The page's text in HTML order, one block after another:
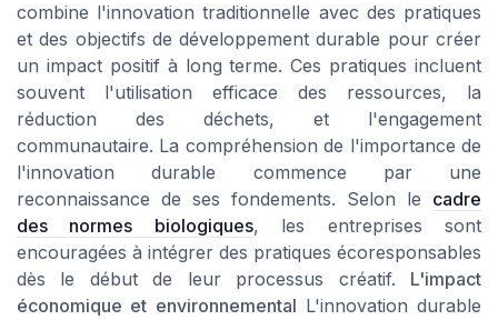
combine l'innovation traditionnelle avec des pratiques
et des objectifs de développement durable pour créer
un impact positif à long terme. Ces pratiques incluent
souvent l'utilisation efficace des ressources, la
réduction des déchets, et l'engagement
communautaire. La compréhension de l'importance de
l'innovation durable commence par une
reconnaissance de ses fondements. Selon le cadre
des normes biologiques, les entreprises sont
encouragées à intégrer des pratiques écoresponsables
dès le début de leur processus créatif. L'impact
économique et environnemental L'innovation durable